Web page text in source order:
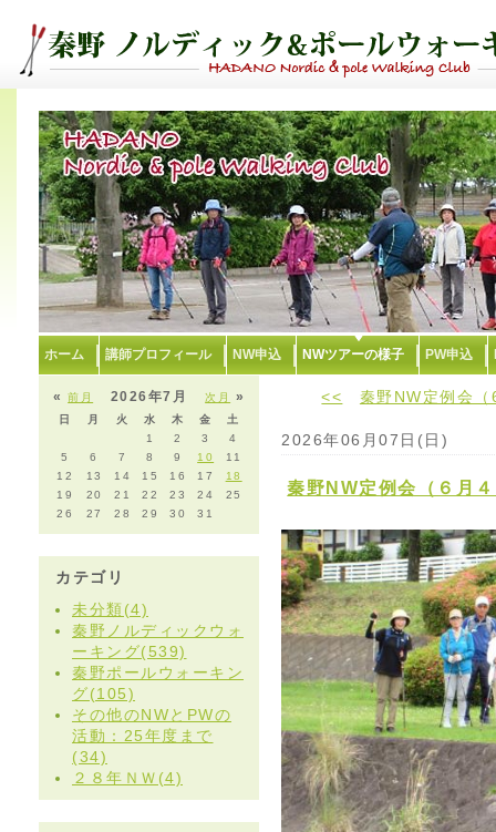
ホーム 講師プロフィール NW申込 NWツアーの様子 PW申込
«前月 次月 »
2026年7月
日 月 火 水 木 金
土
1
2 3
4
5
6 7 8 9 10
11
12
13 14 15 16 17
18
19
20 21 22 23 24
25
26
27 28 29 30 31
カテゴリ
未分類(4)
秦野ノルディックウォ
ーキング(539)
秦野ポールウォーキン
グ(105)
その他のNWとPWの
活動：25年度まで
(34)
２８年ＮＷ(4)
<< 秦野NW定例会
2026年06月07日(日)
秦野NW定例会（６月